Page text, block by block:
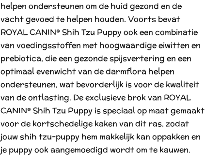
helpen ondersteunen om de huid gezond en de
vacht gevoed te helpen houden. Voorts bevat
ROYAL CANIN® Shih Tzu Puppy ook een combinatie
van voedingsstoffen met hoogwaardige eiwitten en
prebiotica, die een gezonde spijsvertering en een
optimaal evenwicht van de darmflora helpen
ondersteunen, wat bevorderlijk is voor de kwaliteit
van de ontlasting. De exclusieve brok van ROYAL
CANIN® Shih Tzu Puppy is speciaal op maat gemaakt
voor de kortschedelige kaken van dit ras, zodat
jouw shih tzu-puppy hem makkelijk kan oppakken en
je puppy ook aangemoedigd wordt om te kauwen.